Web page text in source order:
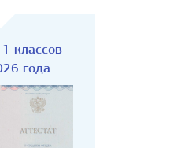
классов
года